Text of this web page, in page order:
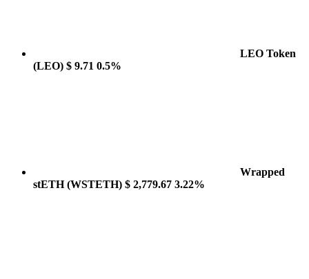
LEO Token
(LEO) $ 9.71 0.5%
Wrapped
stETH(WSTETH) $ 2,779.67 3.22%